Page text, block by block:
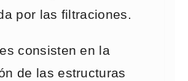
por las filtraciones.
consisten en la
de las estructuras